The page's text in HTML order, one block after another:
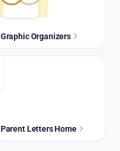
Graphic Organizers
Parent Letters Home